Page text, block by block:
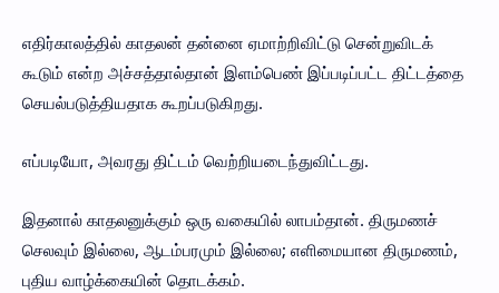
எதிர்காலத்தில் காதலன் தன்னை ஏமாற்றிவிட்டு சென்றுவிடக்
கூடும் என்ற அச்சத்தால்தான் இளம்பெண் இப்படிப்பட்ட திட்டத்தை
செயல்படுத்தியதாக கூறப்படுகிறது.
எப்படியோ, அவரது திட்டம் வெற்றியடைந்துவிட்டது.
இதனால் காதலனுக்கும் ஒரு வகையில் லாபம்தான். திருமணச்
செலவும் இல்லை, ஆடம்பரமும் இல்லை; எளிமையான திருமணம்,
புதிய வாழ்க்கையின் தொடக்கம்.